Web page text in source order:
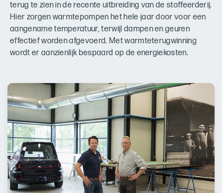
terug te zien in de recente uitbreiding van de stoffeerderij.
Hier zorgen warmtepompen het hele jaar door voor een
aangename temperatuur, terwijl dampen en geuren
effectief worden afgevoerd. Met warmteterugwinning
wordt er aanzienlijk bespaard op de energiekosten.